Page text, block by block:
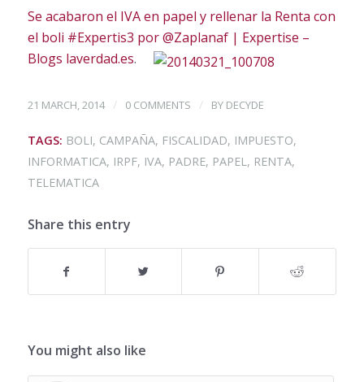
Se acabaron el IVA en papel y rellenar la Renta con
el boli #Expertis3 por @Zaplanaf | Expertise –
Blogs laverdad.es.
21 MARCH, 2014 / 0 COMMENTS / BY DECYDE
TAGS: BOLI, CAMPAÑA, FISCALIDAD, IMPUESTO,
INFORMATICA, IRPF, IVA, PADRE, PAPEL, RENTA,
TELEMATICA
Share this entry
You might also like